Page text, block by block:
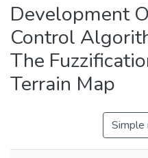
Development
Control
The
Terrain Map
Simple